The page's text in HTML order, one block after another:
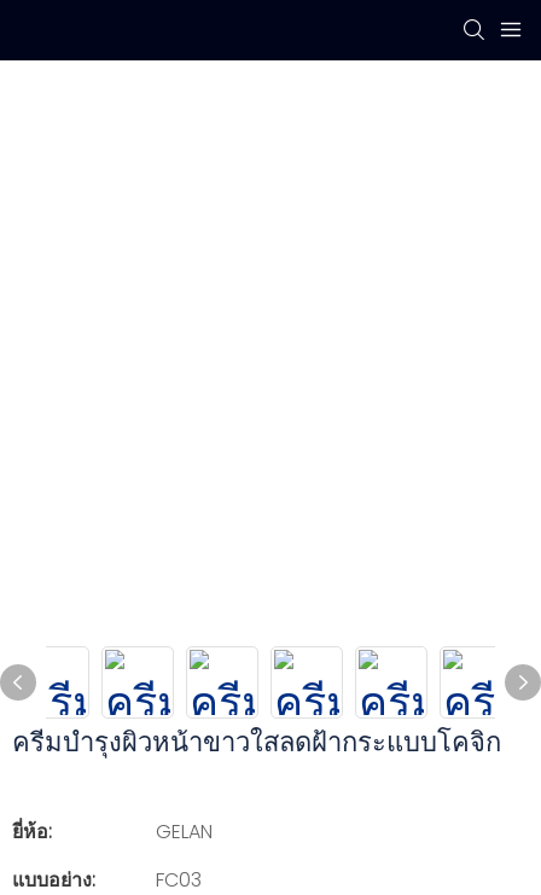
ครีมบำรุงผิวหน้าขาวใสลดฝ้ากระแบบโคจิก
ยี่ห้อ:
GELAN
แบบอย่าง:
FC03